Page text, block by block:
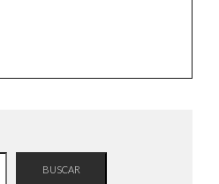
BUSCAR